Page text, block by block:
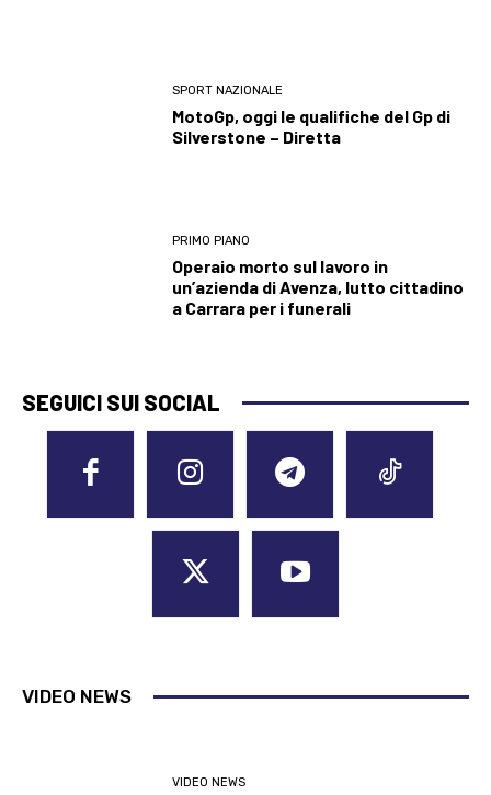
SPORT NAZIONALE
MotoGp, oggi le qualifiche del Gp di
Silverstone – Diretta
PRIMO PIANO
Operaio morto sul lavoro in
un’azienda di Avenza, lutto cittadino
a Carrara per i funerali
SEGUICI SUI SOCIAL
VIDEO NEWS
VIDEO NEWS